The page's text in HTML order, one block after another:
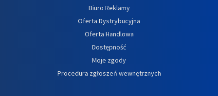
Biuro Reklamy
Oferta Dystrybucyjna
Oferta Handlowa
Dostępność
Moje zgody
Procedura zgłoszeń wewnętrznych